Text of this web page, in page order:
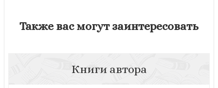
Также вас могут заинтересовать
Книги автора